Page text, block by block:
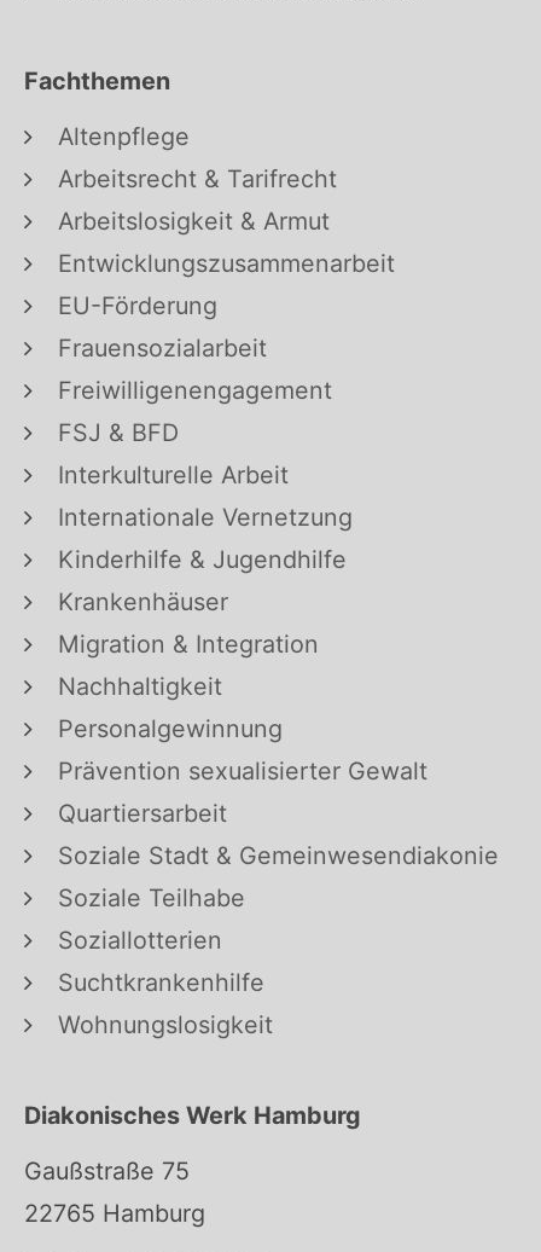
Fachthemen
Altenpflege
Arbeitsrecht & Tarifrecht
Arbeitslosigkeit & Armut
Entwicklungszusammenarbeit
EU-Förderung
Frauensozialarbeit
Freiwilligenengagement
FSJ & BFD
Interkulturelle Arbeit
Internationale Vernetzung
Kinderhilfe & Jugendhilfe
Krankenhäuser
Migration & Integration
Nachhaltigkeit
Personalgewinnung
Prävention sexualisierter Gewalt
Quartiersarbeit
Soziale Stadt & Gemeinwesendiakonie
Soziale Teilhabe
Soziallotterien
Suchtkrankenhilfe
Wohnungslosigkeit
Diakonisches Werk Hamburg
Gaußstraße 75
22765 Hamburg